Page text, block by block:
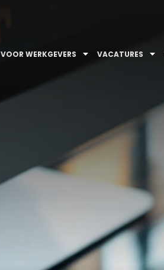
VOOR WERKGEVERS VACATURES